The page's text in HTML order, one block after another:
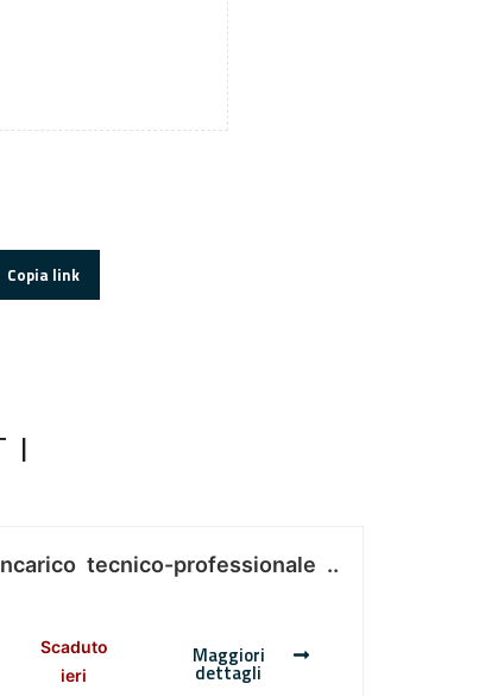
Copia link
tecnico-professionale ..
Scaduto
ieri
Maggiori
dettagli